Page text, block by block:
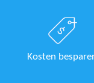
Kosten